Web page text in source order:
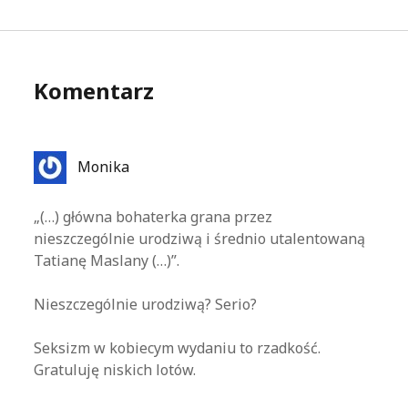
Komentarz
Monika
„(…) główna bohaterka grana przez
nieszczególnie urodziwą i średnio utalentowaną
Tatianę Maslany (…)”.
Nieszczególnie urodziwą? Serio?
Seksizm w kobiecym wydaniu to rzadkość.
Gratuluję niskich lotów.